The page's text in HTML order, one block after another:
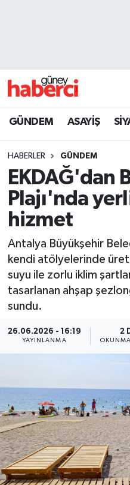
GÜNDEM ASAYİŞ
HABERLER GÜNDEM
EKDAĞ'dan
Plajı'nda
hizmet
Antalya Büyükşehir
kendi atölyelerinde
suyu ile zorlu iklim
tasarlanan ahşap
sundu.
26.06.2026 - 16:19
YAYINLANMA
2
OKUNMA
Beyoğlu Trafik
Son Dakika Haberleri
Haber Arşivi